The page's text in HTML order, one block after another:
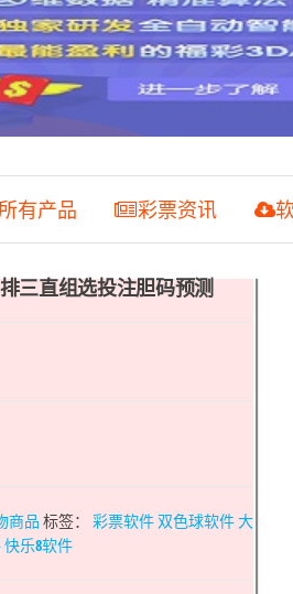
所有产品 彩票资讯 
三直组选投注胆码预测
商品 标签： 彩票软件 双色球软件 大
乐8软件